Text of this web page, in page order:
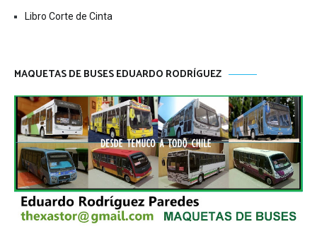
Libro Corte de Cinta
MAQUETAS DE BUSES EDUARDO RODRÍGUEZ